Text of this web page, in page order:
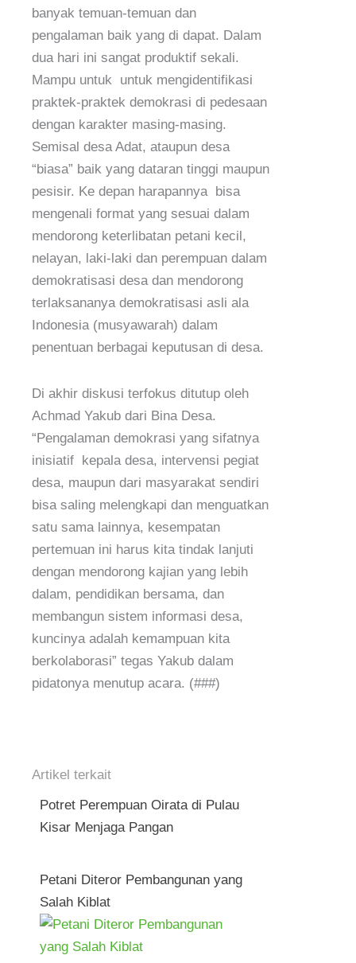
banyak temuan-temuan dan
pengalaman baik yang di dapat. Dalam
dua hari ini sangat produktif sekali.
Mampu untuk untuk mengidentifikasi
praktek-praktek demokrasi di pedesaan
dengan karakter masing-masing.
Semisal desa Adat, ataupun desa
“biasa” baik yang dataran tinggi maupun
pesisir. Ke depan harapannya bisa
mengenali format yang sesuai dalam
mendorong keterlibatan petani kecil,
nelayan, laki-laki dan perempuan dalam
demokratisasi desa dan mendorong
terlaksananya demokratisasi asli ala
Indonesia (musyawarah) dalam
penentuan berbagai keputusan di desa.
Di akhir diskusi terfokus ditutup oleh
Achmad Yakub dari Bina Desa.
“Pengalaman demokrasi yang sifatnya
inisiatif kepala desa, intervensi pegiat
desa, maupun dari masyarakat sendiri
bisa saling melengkapi dan menguatkan
satu sama lainnya, kesempatan
pertemuan ini harus kita tindak lanjuti
dengan mendorong kajian yang lebih
dalam, pendidikan bersama, dan
membangun sistem informasi desa,
kuncinya adalah kemampuan kita
berkolaborasi” tegas Yakub dalam
pidatonya menutup acara. (###)
Artikel terkait
Potret Perempuan Oirata di Pulau
Kisar Menjaga Pangan
Petani Diteror Pembangunan yang
Salah Kiblat